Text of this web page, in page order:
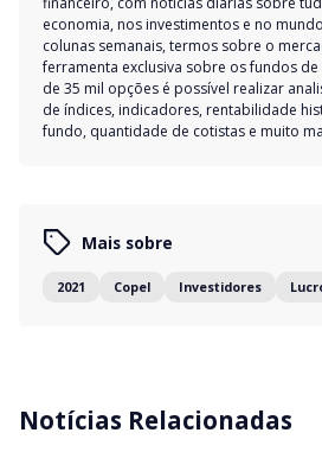
economia, nos investimentos e no
colunas semanais, termos sobre o
ferramenta exclusiva sobre os fundos
de 35 mil opções é possível realizar
de índices, indicadores, rentabilidade
fundo, quantidade de cotistas e muito
Mais sobre
2021 Copel Investidores
Notícias Relacionadas